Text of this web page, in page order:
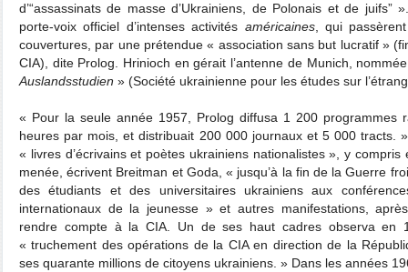
d’“assassinats de masse d’Ukrainiens, de Polonais et de juifs”
porte-voix officiel d’intenses activités américaines, qui
couvertures, par une prétendue « association sans but lucratif »
CIA), dite Prolog. Hrinioch en gérait l’antenne de Munich,
Auslandsstudien » (Société ukrainienne pour les études sur
« Pour la seule année 1957, Prolog diffusa 1 200 programmes
heures par mois, et distribuait 200 000 journaux et 5 000 tracts.
« livres d’écrivains et poètes ukrainiens nationalistes », y
menée, écrivent Breitman et Goda, « jusqu’à la fin de la Guerre
des étudiants et des universitaires ukrainiens aux
internationaux de la jeunesse » et autres manifestations,
rendre compte à la CIA. Un de ses haut cadres observa en
« truchement des opérations de la CIA en direction de la
ses quarante millions de citoyens ukrainiens. » Dans les années